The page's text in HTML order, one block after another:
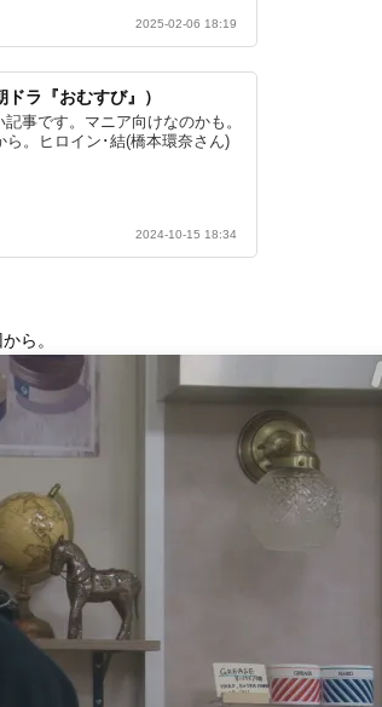
2025-02-06 18:19
ドラ『おむすび』）
事です。マニア向けなのかも。
。ヒロイン･結(橋本環奈さん)
2024-10-15 18:34
ら。